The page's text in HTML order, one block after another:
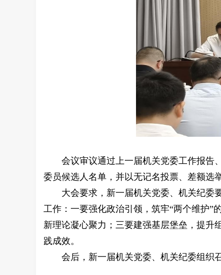
会议审议通过上一届机关党委工作报告
委员候选人名单，并以无记名投票、差额选
大会要求，新一届机关党委、机关纪委
工作：一要强化政治引领，筑牢“两个维护”
新理论凝心聚力；三要建强基层堡垒，提升
践成效。
会后，新一届机关党委、机关纪委组织